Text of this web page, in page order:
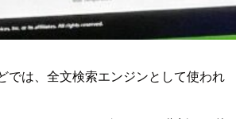
では、全文検索エンジンとして使われ